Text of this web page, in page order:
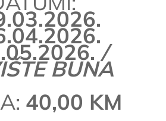
/
BUNA
40,00 KM